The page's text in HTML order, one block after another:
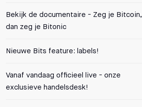
Bekijk de documentaire - Zeg je Bitcoin,
dan zeg je Bitonic
Nieuwe Bits feature: labels!
Vanaf vandaag officieel live - onze
exclusieve handelsdesk!